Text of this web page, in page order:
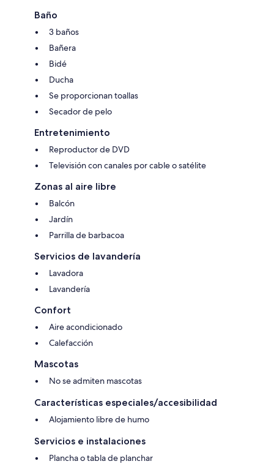
Baño
3 baños
Bañera
Bidé
Ducha
Se proporcionan toallas
Secador de pelo
Entretenimiento
Reproductor de DVD
Televisión con canales por cable o satélite
Zonas al aire libre
Balcón
Jardín
Parrilla de barbacoa
Servicios de lavandería
Lavadora
Lavandería
Confort
Aire acondicionado
Calefacción
Mascotas
No se admiten mascotas
Características especiales/accesibilidad
Alojamiento libre de humo
Servicios e instalaciones
Plancha o tabla de planchar